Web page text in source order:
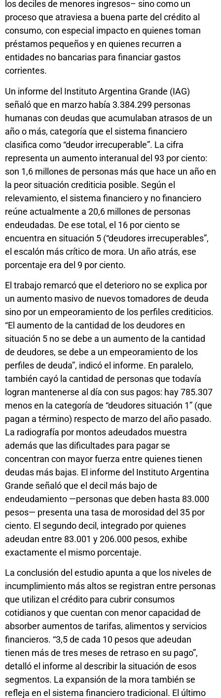
los deciles de menores ingresos– sino como un
proceso que atraviesa a buena parte del crédito al
consumo, con especial impacto en quienes toman
préstamos pequeños y en quienes recurren a
entidades no bancarias para financiar gastos
corrientes.
Un informe del Instituto Argentina Grande (IAG)
señaló que en marzo había 3.384.299 personas
humanas con deudas que acumulaban atrasos de un
año o más, categoría que el sistema financiero
clasifica como “deudor irrecuperable”. La cifra
representa un aumento interanual del 93 por ciento:
son 1,6 millones de personas más que hace un año en
la peor situación crediticia posible. Según el
relevamiento, el sistema financiero y no financiero
reúne actualmente a 20,6 millones de personas
endeudadas. De ese total, el 16 por ciento se
encuentra en situación 5 (“deudores irrecuperables”,
el escalón más crítico de mora. Un año atrás, ese
porcentaje era del 9 por ciento.
El trabajo remarcó que el deterioro no se explica por
un aumento masivo de nuevos tomadores de deuda
sino por un empeoramiento de los perfiles crediticios.
“El aumento de la cantidad de los deudores en
situación 5 no se debe a un aumento de la cantidad
de deudores, se debe a un empeoramiento de los
perfiles de deuda”, indicó el informe. En paralelo,
también cayó la cantidad de personas que todavía
logran mantenerse al día con sus pagos: hay 785.307
menos en la categoría de “deudores situación 1” (que
pagan a término) respecto de marzo del año pasado.
La radiografía por montos adeudados muestra
además que las dificultades para pagar se
concentran con mayor fuerza entre quienes tienen
deudas más bajas. El informe del Instituto Argentina
Grande señaló que el decil más bajo de
endeudamiento —personas que deben hasta 83.000
pesos— presenta una tasa de morosidad del 35 por
ciento. El segundo decil, integrado por quienes
adeudan entre 83.001 y 206.000 pesos, exhibe
exactamente el mismo porcentaje.
La conclusión del estudio apunta a que los niveles de
incumplimiento más altos se registran entre personas
que utilizan el crédito para cubrir consumos
cotidianos y que cuentan con menor capacidad de
absorber aumentos de tarifas, alimentos y servicios
financieros. “3,5 de cada 10 pesos que adeudan
tienen más de tres meses de retraso en su pago”,
detalló el informe al describir la situación de esos
segmentos. La expansión de la mora también se
refleja en el sistema financiero tradicional. El último